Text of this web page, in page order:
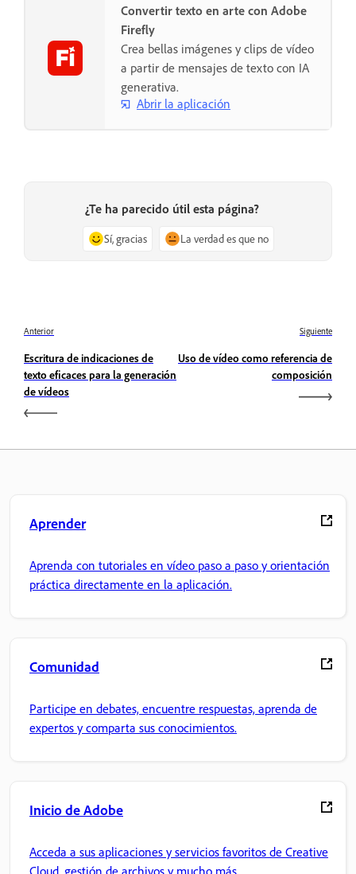
Convertir texto en arte con Adobe
Firefly
Crea bellas imágenes y clips de vídeo
a partir de mensajes de texto con IA
generativa.
Abrir la aplicación
¿Te ha parecido útil esta página?
Sí, gracias La verdad es que no
Anterior
Escritura de indicaciones de
texto eficaces para la generación
de vídeos
Siguiente
Uso de vídeo como referencia de
composición
Aprender
Aprenda con tutoriales en vídeo paso a paso y orientación
práctica directamente en la aplicación.
Comunidad
Participe en debates, encuentre respuestas, aprenda de
expertos y comparta sus conocimientos.
Inicio de Adobe
Acceda a sus aplicaciones y servicios favoritos de Creative
Cloud, gestión de archivos y mucho más.